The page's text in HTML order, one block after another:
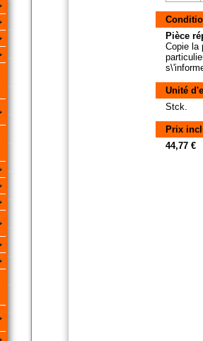
Pièce
Copie la
Unité
Stck.
Prix
44,77 €